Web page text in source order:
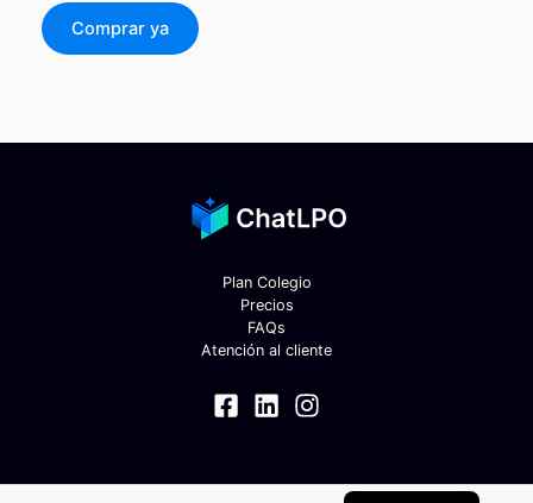
era:
actual
es:
$40.000.
Comprar ya
Plan Colegio
Precios
FAQs
Atención al cliente
English